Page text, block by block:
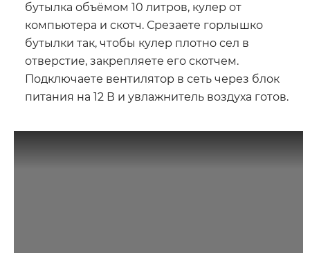
бутылка объёмом 10 литров, кулер от
компьютера и скотч. Срезаете горлышко
бутылки так, чтобы кулер плотно сел в
отверстие, закрепляете его скотчем.
Подключаете вентилятор в сеть через блок
питания на 12 В и увлажнитель воздуха готов.